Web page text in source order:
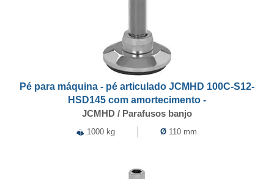
Pé para máquina - pé articulado JCMHD 100C-S12-
HSD145 com amortecimento -
JCMHD / Parafusos banjo
1000 kg Ø 110 mm